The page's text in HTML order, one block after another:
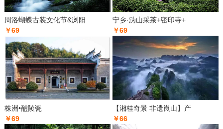
周洛蝴蝶古装文化节&浏阳
￥69
宁乡·沩山采茶+密印寺+
￥69
株洲•醴陵瓷
￥69
【湘桂奇景 非遗崀山】产
￥66